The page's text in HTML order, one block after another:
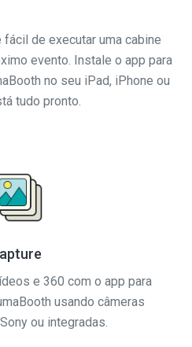
de executar uma cabine
evento. Instale o app para
no seu iPad, iPhone ou
tudo pronto.
e 360 ​​com o app para
usando câmeras
ou integradas.